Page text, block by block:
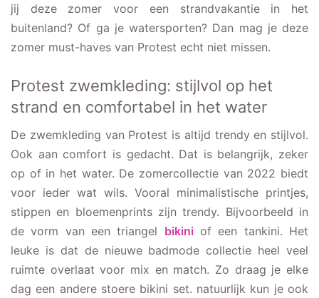
jij deze zomer voor een strandvakantie in het
buitenland? Of ga je watersporten? Dan mag je deze
zomer must-haves van Protest echt niet missen.
Protest zwemkleding: stijlvol op het
strand en comfortabel in het water
De zwemkleding van Protest is altijd trendy en stijlvol.
Ook aan comfort is gedacht. Dat is belangrijk, zeker
op of in het water. De zomercollectie van 2022 biedt
voor ieder wat wils. Vooral minimalistische printjes,
stippen en bloemenprints zijn trendy. Bijvoorbeeld in
de vorm van een triangel bikini of een tankini. Het
leuke is dat de nieuwe badmode collectie heel veel
ruimte overlaat voor mix en match. Zo draag je elke
dag een andere stoere bikini set. natuurlijk kun je ook